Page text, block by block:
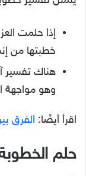
إذا حلمت
خطبتها من
هناك تفسير
وهو مواجهة
اقرأ أيضًا: الفرق
حلم